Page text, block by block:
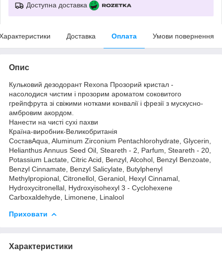
Доступна доставка
Доставка Оплата Умови повернення
Опис
Кульковий дезодорант Rexona Прозорий кристал -
насолодися чистим і прозорим ароматом соковитого
грейпфрута зі свіжими нотками конвалії і фрезії з мускусно-
амбровим акордом.
Нанести на чисті сухі пахви
Країна-виробник-Великобританія
СоставAqua, Aluminum Zirconium Pentachlorohydrate, Glycerin,
Helianthus Annuus Seed Oil, Steareth - 2, Parfum, Steareth - 20,
Potassium Lactate, Citric Acid, Benzyl, Alcohol, Benzyl Benzoate,
Benzyl Cinnamate, Benzyl Salicylate, Butylphenyl
Methylpropional, Citronellol, Geraniol, Hexyl Cinnamal,
Hydroxycitronellal, Hydroxyisohexyl 3 - Cyclohexene
Carboxaldehyde, Limonene, Linalool
Приховати
Характеристики